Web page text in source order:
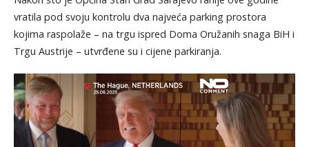
vratila pod svoju kontrolu dva najveća parking prostora
kojima raspolaže – na trgu ispred Doma Oružanih snaga BiH i
Trgu Austrije – utvrđene su i cijene parkiranja.